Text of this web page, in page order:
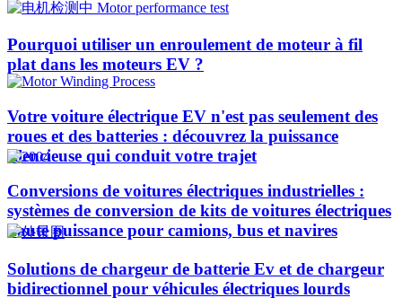
Pourquoi utiliser un enroulement de moteur à fil
plat dans les moteurs EV ?
Votre voiture électrique EV n'est pas seulement des
roues et des batteries : découvrez la puissance
silencieuse qui conduit votre trajet
Conversions de voitures électriques industrielles :
systèmes de conversion de kits de voitures électriques
haute puissance pour camions, bus et navires
Solutions de chargeur de batterie Ev et de chargeur
bidirectionnel pour véhicules électriques lourds